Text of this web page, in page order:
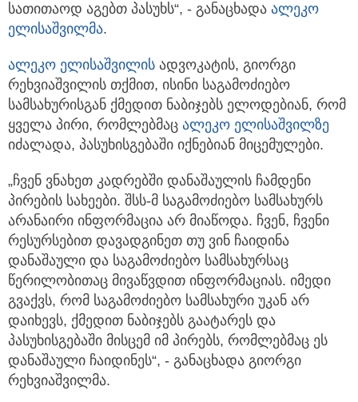
სათითაოდ აგებთ პასუხს“, - განაცხადა ალეკო
ელისაშვილმა.
ალეკო ელისაშვილის ადვოკატის, გიორგი
რეხვიაშვილის თქმით, ისინი საგამოძიებო
სამსახურისგან ქმედით ნაბიჯებს ელოდებიან, რომ
ყველა პირი, რომლებმაც ალეკო ელისაშვილზე
იძალადა, პასუხისგებაში იქნებიან მიცემულები.
„ჩვენ ვნახეთ კადრებში დანაშაულის ჩამდენი
პირების სახეები. შსს-მ საგამოძიებო სამსახურს
არანაირი ინფორმაცია არ მიაწოდა. ჩვენ, ჩვენი
რესურსებით დავადგინეთ თუ ვინ ჩაიდინა
დანაშაული და საგამოძიებო სამსახურსაც
წერილობითაც მივაწვდით ინფორმაციას. იმედი
გვაქვს, რომ საგამოძიებო სამსახური უკან არ
დაიხევს, ქმედით ნაბიჯებს გაატარეს და
პასუხისგებაში მისცემ იმ პირებს, რომლებმაც ეს
დანაშაული ჩაიდინეს“, - განაცხადა გიორგი
რეხვიაშვილმა.